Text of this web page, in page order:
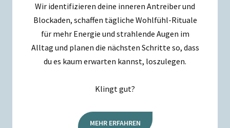
Wir identifizieren deine inneren Antreiber und
Blockaden, schaffen tägliche Wohlfühl-Rituale
für mehr Energie und strahlende Augen im
Alltag und planen die nächsten Schritte so, dass
du es kaum erwarten kannst, loszulegen.
Klingt gut?
MEHR ERFAHREN